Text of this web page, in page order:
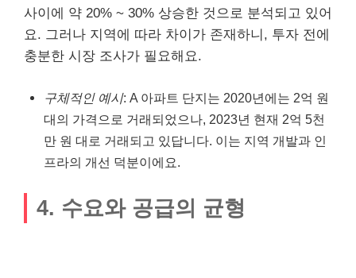
사이에 약 20% ~ 30% 상승한 것으로 분석되고 있어
요. 그러나 지역에 따라 차이가 존재하니, 투자 전에
충분한 시장 조사가 필요해요.
구체적인 예시: A 아파트 단지는 2020년에는 2억 원
대의 가격으로 거래되었으나, 2023년 현재 2억 5천
만 원 대로 거래되고 있답니다. 이는 지역 개발과 인
프라의 개선 덕분이에요.
4. 수요와 공급의 균형